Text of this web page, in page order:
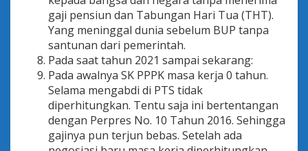
gaji pensiun dan Tabungan Hari Tua (THT).
Yang meninggal dunia sebelum BUP tanpa
santunan dari pemerintah.
Pada saat tahun 2021 sampai sekarang:
Pada awalnya SK PPPK masa kerja 0 tahun.
Selama mengabdi di PTS tidak
diperhitungkan. Tentu saja ini bertentangan
dengan Perpres No. 10 Tahun 2016. Sehingga
gajinya pun terjun bebas. Setelah ada